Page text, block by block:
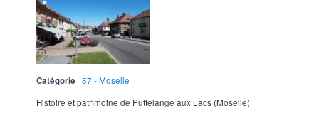
Catégorie
57 - Moselle
Histoire et patrimoine de Puttelange aux Lacs (Moselle)